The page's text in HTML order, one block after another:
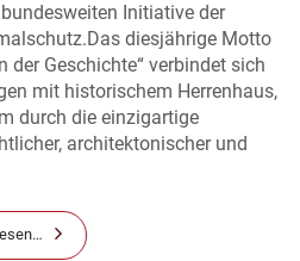
Initiative der
diesjährige Motto
der Geschichte“ verbindet sich
mit historischem Herrenhaus,
durch die einzigartige
architektonischer und